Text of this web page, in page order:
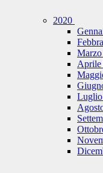
2020
Marzo
Aprile
Luglio